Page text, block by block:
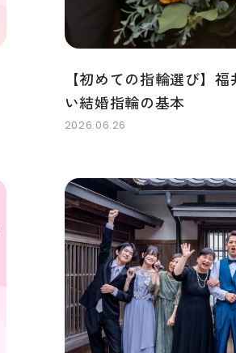
【初めての指輪選び】
い結婚指輪の基本
2026.06.26